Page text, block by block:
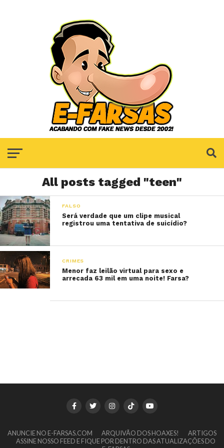
All posts tagged "teen"
FALSO
Será verdade que um clipe musical
registrou uma tentativa de suicídio?
CRIMES
Menor faz leilão virtual para sexo e
arrecada 63 mil em uma noite! Farsa?
ANUNCIE NO E-FARSAS.COM ARQUIVÃO DOS HOAXES!
ARTIGOS
ASSINE NOSSO FEED E FIQUE POR DENTRO DAS ATUALIZAÇÕES DO